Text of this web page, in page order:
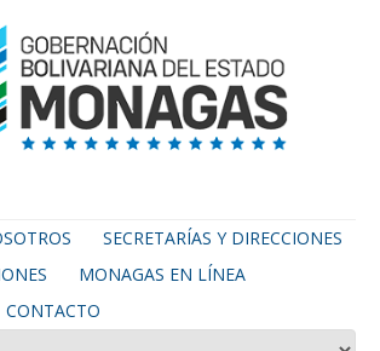
SECRETARÍAS Y DIRECCIONES
MONAGAS EN LÍNEA
CONTACTO